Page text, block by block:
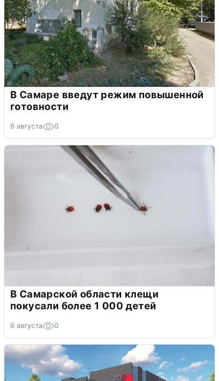
В Самаре введут режим повышенной
готовности
6 августа 0
В Самарской области клещи
покусали более 1 000 детей
6 августа 0